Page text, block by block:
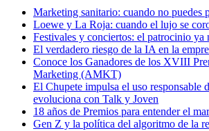
Marketing sanitario: cuando no puedes
Loewe y La Roja: cuando el lujo se
Festivales y conciertos: el patrocinio ya
El verdadero riesgo de la IA en la
Conoce los Ganadores de los XVIII
Marketing (AMKT)
El Chupete impulsa el uso responsable
evoluciona con Talk y Joven
18 años de Premios para entender el
Gen Z y la política del algoritmo de la